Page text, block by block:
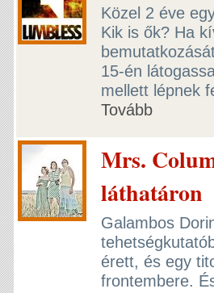
Közel 2 éve
Kik is ők? Ha
15-én
mellett lépnek
Tovább
Mrs.
láthatáron
Galambos
érett, és egy
frontembere.